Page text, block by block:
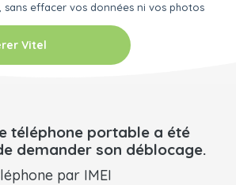
sans effacer vos données ni vos photos
Vitel
téléphone portable a été
demander son déblocage.
par IMEI